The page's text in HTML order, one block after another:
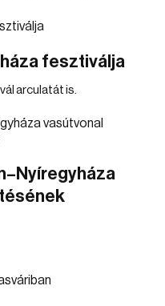
fesztiválja
arculatát is.